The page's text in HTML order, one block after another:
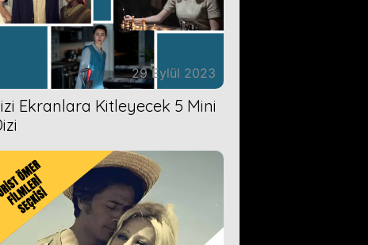
29 Eylül 2023
Ekranlara Kitleyecek 5 Mini